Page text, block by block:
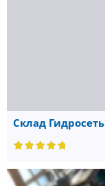
Склад Гидросеть